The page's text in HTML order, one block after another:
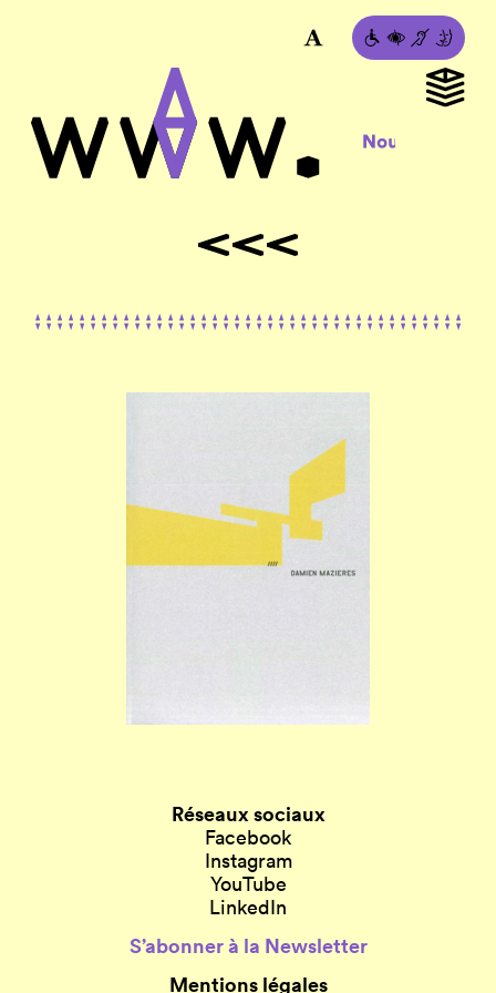
Réseaux sociaux
Facebook
Instagram
YouTube
LinkedIn
S’abonner à la Newsletter
Mentions légales